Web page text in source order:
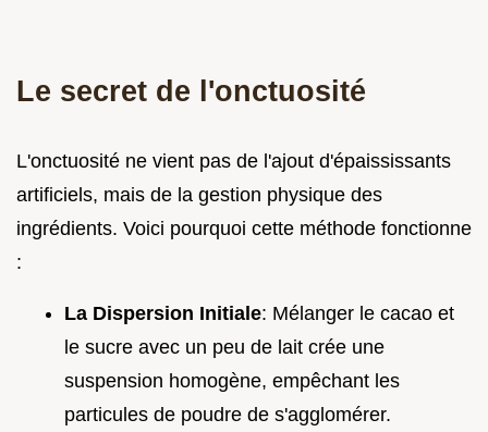
Le secret de l'onctuosité
L'onctuosité ne vient pas de l'ajout d'épaississants
artificiels, mais de la gestion physique des
ingrédients. Voici pourquoi cette méthode fonctionne
:
La Dispersion Initiale: Mélanger le cacao et
le sucre avec un peu de lait crée une
suspension homogène, empêchant les
particules de poudre de s'agglomérer.